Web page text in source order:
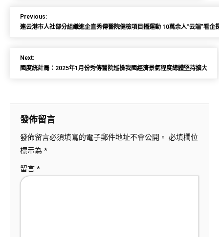
Previous:
連云港市人社部分組織進企直秀傳醫院健檢項目播運動 10萬余人“云端”看企
Next:
國度統計局：2025年1月份秀傳醫院巡檢我國經濟景氣程度總體堅持擴大
發佈留言
發佈留言必須填寫的電子郵件地址不會公開。 必填欄位
標示為 *
留言 *